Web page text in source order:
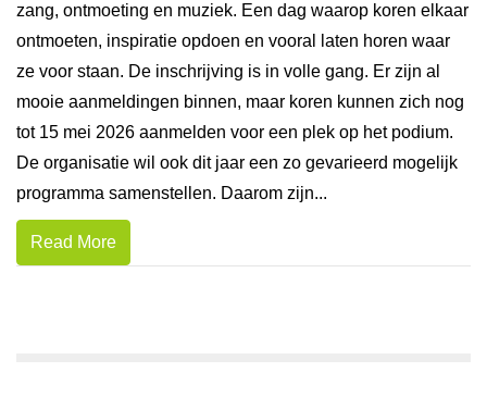
zang, ontmoeting en muziek. Een dag waarop koren elkaar
ontmoeten, inspiratie opdoen en vooral laten horen waar
ze voor staan. De inschrijving is in volle gang. Er zijn al
mooie aanmeldingen binnen, maar koren kunnen zich nog
tot 15 mei 2026 aanmelden voor een plek op het podium.
De organisatie wil ook dit jaar een zo gevarieerd mogelijk
programma samenstellen. Daarom zijn...
Read More